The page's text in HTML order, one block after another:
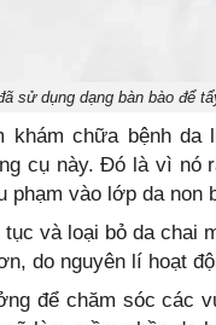
sử dụng dạng bàn bào để
khám chữa bệnh da
cụ này. Đó là vì nó
phạm vào lớp da
và loại bỏ da chai
do nguyên lí hoạt
để chăm sóc các